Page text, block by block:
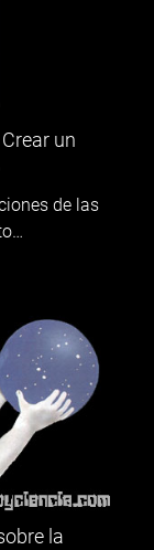
un
de las
la